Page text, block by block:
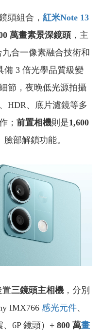
組合， 紅米Note 13
萬畫素景深鏡頭，主
合一像素融合技術和
備 3 倍光學品質級變
節，夜晚低光源拍攝
HDR、底片濾鏡等多
； 前置相機則是1,600
部解鎖功能。
置三鏡頭主相機 ，分別
IMX766 感光元件、
、6P 鏡頭）+ 800 萬畫